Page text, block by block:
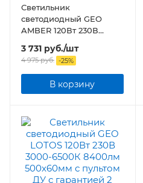
Светильник
светодиодный GEO
AMBER 120Вт 230В
3000-6500К 8400лм
500x50мм с пультом ДУ
3 731 руб./шт
4 975руб. -25%
В корзину